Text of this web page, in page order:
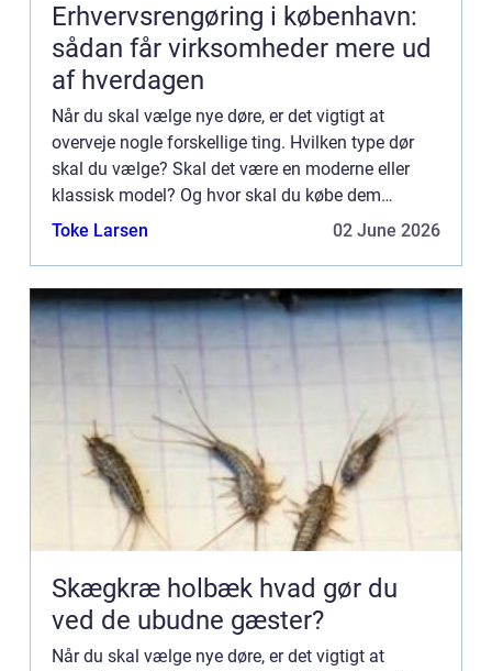
Erhvervsrengøring i københavn:
sådan får virksomheder mere ud
af hverdagen
Når du skal vælge nye døre, er det vigtigt at
overveje nogle forskellige ting. Hvilken type dør
skal du vælge? Skal det være en moderne eller
klassisk model? Og hvor skal du købe dem
henne? I denne artikel guider vi dig igennem alle
Toke Larsen 02 June 2026
Skægkræ holbæk hvad gør du
ved de ubudne gæster?
Når du skal vælge nye døre, er det vigtigt at